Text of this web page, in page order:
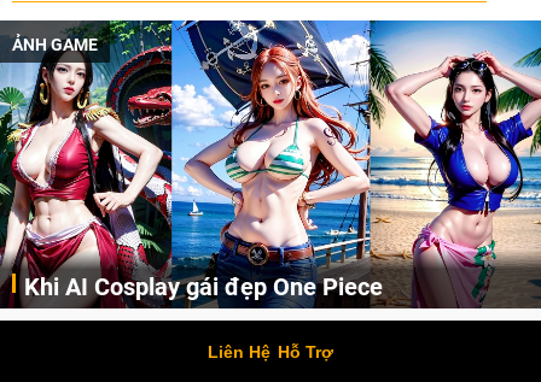
ẢNH GAME
Khi AI Cosplay gái đẹp One Piece
Những cô nàng nóng bỏng Boa Hancock, Nico Robin, Nami, Yamato hay Perona được AI vẽ lại dưới hình thức Cosplay cực kỳ chuẩn chỉnh.
Liên Hệ Hỗ Trợ